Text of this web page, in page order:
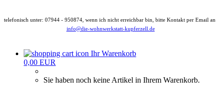
telefonisch unter: 07944 - 950874, wenn ich nicht erreichbar bin, bitte Kontakt per Email an
info@die-wohnwerkstatt-kupferzell.de
Ihr Warenkorb
0,00 EUR
Sie haben noch keine Artikel in Ihrem Warenkorb.